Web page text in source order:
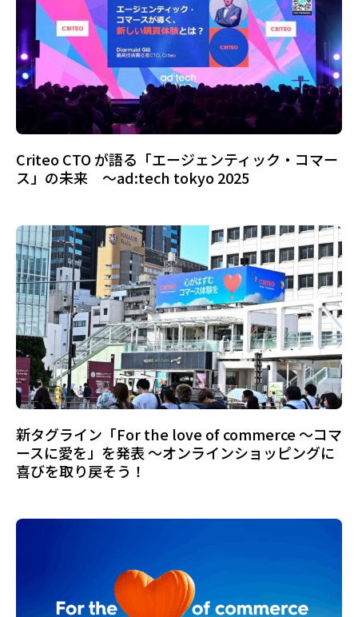
Criteo CTO が語る「エージェンティック・コマー
ス」の未来 ～ad:tech tokyo 2025
新タグライン「For the love of commerce ～コマ
ースに愛を」を発表 ～オンラインショッピングに
喜びを取り戻そう！